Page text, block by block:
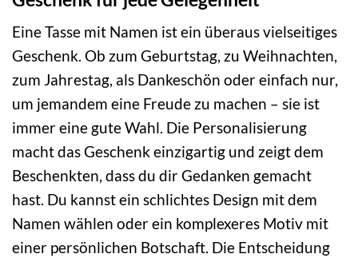
Eine Tasse mit Namen ist ein überaus vielseitiges
Geschenk. Ob zum Geburtstag, zu Weihnachten,
zum Jahrestag, als Dankeschön oder einfach nur,
um jemandem eine Freude zu machen – sie ist
immer eine gute Wahl. Die Personalisierung
macht das Geschenk einzigartig und zeigt dem
Beschenkten, dass du dir Gedanken gemacht
hast. Du kannst ein schlichtes Design mit dem
Namen wählen oder ein komplexeres Motiv mit
einer persönlichen Botschaft. Die Entscheidung